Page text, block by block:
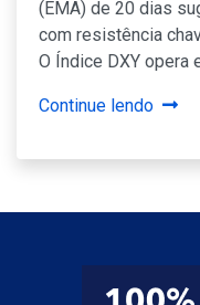
(EMA) de 20 dias
com resistência
O Índice DXY opera
Continue lendo